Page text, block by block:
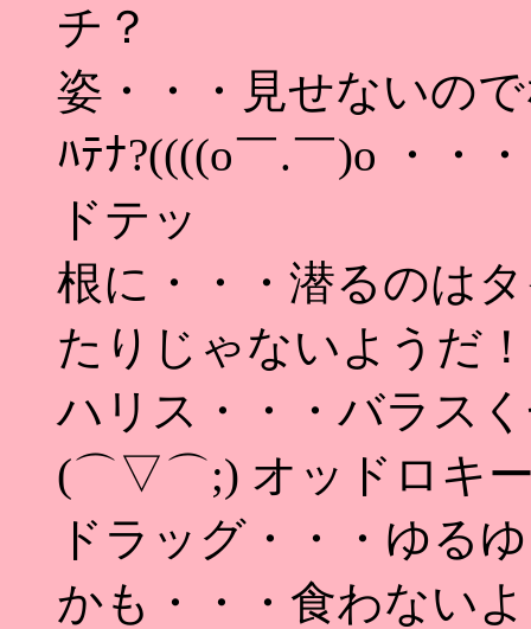
チ？
姿・・・見せないの
ﾊﾃﾅ?((((o￣.￣)o ・・
ドテッ
根に・・・潜るのは
たりじゃないようだ！
ハリス・・・バラス
(⌒▽⌒;) オッドロキ
ドラッグ・・・ゆる
かも・・・食わない